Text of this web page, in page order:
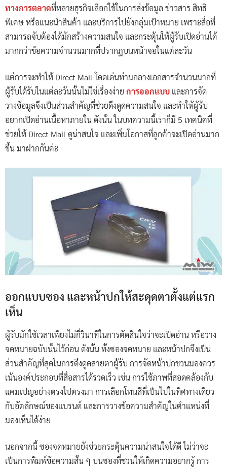
ทางการตลาดที่หลายธุรกิจเลือกใช้ในการส่งข้อมูล ข่าวสาร สิทธิ
พิเศษ หรือแนะนำสินค้า และบริการไปยังกลุ่มเป้าหมาย เพราะสื่อที่
สามารถจับต้องได้มักสร้างความสนใจ และกระตุ้นให้ผู้รับเปิดอ่านได้
มากกว่าข้อความจำนวนมากที่ปรากฏบนหน้าจอในแต่ละวัน
แต่การจะทำให้ Direct Mail โดดเด่นท่ามกลางเอกสารจำนวนมากที่
ผู้รับได้รับในแต่ละวันนั้นไม่ใช่เรื่องง่าย การออกแบบ และการจัด
วางข้อมูลจึงเป็นส่วนสำคัญที่ช่วยดึงดูดความสนใจ และทำให้ผู้รับ
อยากเปิดอ่านเนื้อหาภายใน ดังนั้น ในบทความนี้เราก็มี 5 เทคนิคที่
ช่วยให้ Direct Mail ดูน่าสนใจ และเพิ่มโอกาสที่ลูกค้าจะเปิดอ่านมาก
ขึ้น มาฝากกันค่ะ
ออกแบบซอง และหน้าปกให้สะดุดตาตั้งแต่แรก
เห็น
ผู้รับมักใช้เวลาเพียงไม่กี่วินาทีในการตัดสินใจว่าจะเปิดอ่าน หรือวาง
จดหมายฉบับนั้นไว้ก่อน ดังนั้น ทั้งซองจดหมาย และหน้าปกจึงเป็น
ส่วนสำคัญที่สุดในการดึงดูดสายตาผู้รับ การจัดหน้าปกชวนมองควร
เน้นองค์ประกอบที่สื่อสารได้รวดเร็ว เช่น การใช้ภาพที่สอดคล้องกับ
แคมเปญอย่างตรงไปตรงมา การเลือกโทนสีที่เป็นไปในทิศทางเดียว
กับอัตลักษณ์ของแบรนด์ และการวางข้อความสำคัญในตำแหน่งที่
มองเห็นได้ง่าย
นอกจากนี้ ซองจดหมายยังช่วยกระตุ้นความน่าสนใจได้ดี ไม่ว่าจะ
เป็นการพิมพ์ข้อความสั้น ๆ บนซองที่ชวนให้เกิดความอยากรู้ การ